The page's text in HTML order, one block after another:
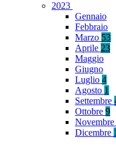
2023
Gennaio
Febbraio
Marzo 53
Aprile 23
Maggio
Giugno
Luglio 4
Agosto 1
Settembre
Ottobre 9
Novembre
Dicembre